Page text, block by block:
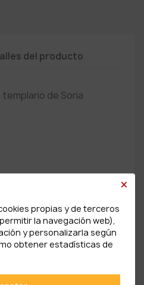
del producto
templario de Soria
×
propias y de terceros
la navegación web),
y personalizarla según
obtener estadísticas de